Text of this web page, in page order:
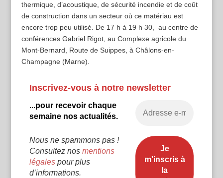
thermique, d’acoustique, de sécurité incendie et de coût
de construction dans un secteur où ce matériau est
encore trop peu utilisé. De 17 h à 19 h 30, au centre de
conférences Gabriel Rigot, au Complexe agricole du
Mont-Bernard, Route de Suippes, à Châlons-en-
Champagne (Marne).
Inscrivez-vous à notre newsletter
...pour recevoir chaque
semaine nos actualités.
Nous ne spammons pas !
Consultez nos mentions
légalespour plus
d’informations.